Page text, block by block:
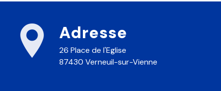
Adresse
26 Place de l'Eglise
87430 Verneuil-sur-Vienne